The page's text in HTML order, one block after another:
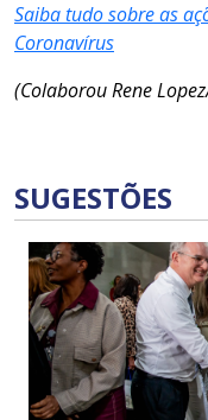
Saiba tudo sobre as
Coronavírus
(Colaborou Rene
SUGESTÕES